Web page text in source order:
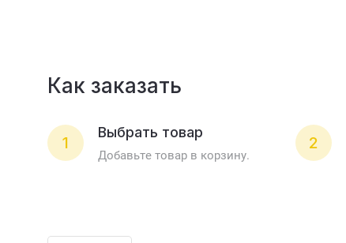
Как заказать
1
Выбрать товар
Добавьте товар в корзину.
2